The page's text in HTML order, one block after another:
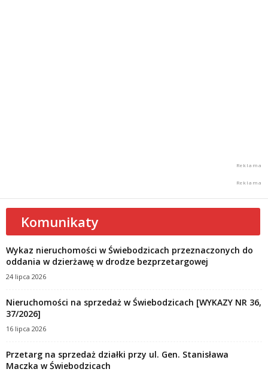
Komunikaty
Wykaz nieruchomości w Świebodzicach przeznaczonych do
oddania w dzierżawę w drodze bezprzetargowej
24 lipca 2026
Nieruchomości na sprzedaż w Świebodzicach [WYKAZY NR 36,
37/2026]
16 lipca 2026
Przetarg na sprzedaż działki przy ul. Gen. Stanisława
Maczka w Świebodzicach